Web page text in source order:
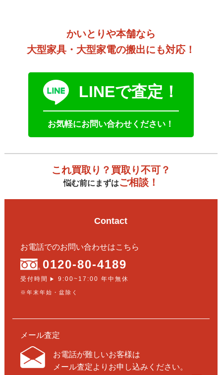
かいとりや本舗なら
大型家具・大型家電の搬出にも対応！
LINEで査定！
お気軽にお問い合わせください！
これ買取り？買取り不可？
悩む前にまずはご相談！
Contact
お電話でのお問い合わせはこちら
0120-80-4189
受付時間 ▶ 9:00~17:00 年中無休
※年末年始・盆除く
メール査定
お電話が難しいお客様は
メール査定よりお申し込みください。